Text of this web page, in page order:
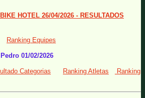
HOTEL 26/04/2026 - RESULTADOS
Ranking Equipes
01/02/2026
Categorias Ranking Atletas
Ranking